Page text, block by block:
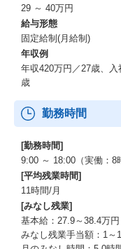
29 ～ 40万円
給与形態
固定給制(月給制)
年収例
年収420万円／27歳、
歳
勤務時間
[勤務時間]
9:00 ～ 18:00（実働：
[平均残業時間]
11時間/月
[みなし残業]
基本給：27.9～38.4万円
みなし残業手当額：1～